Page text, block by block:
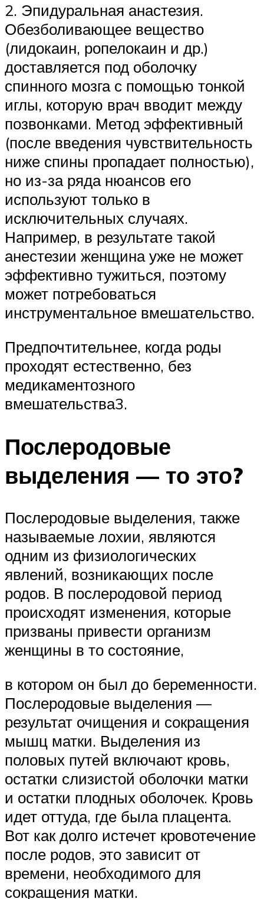
2. Эпидуральная анастезия.
Обезболивающее вещество
(лидокаин, ропелокаин и др.)
доставляется под оболочку
спинного мозга с помощью тонкой
иглы, которую врач вводит между
позвонками. Метод эффективный
(после введения чувствительность
ниже спины пропадает полностью),
но из-за ряда нюансов его
используют только в
исключительных случаях.
Например, в результате такой
анестезии женщина уже не может
эффективно тужиться, поэтому
может потребоваться
инструментальное вмешательство.
Предпочтительнее, когда роды
проходят естественно, без
медикаментозного
вмешательства3.
Послеродовые
выделения — то это?
Послеродовые выделения, также
называемые лохии, являются
одним из физиологических
явлений, возникающих после
родов. В послеродовой период
происходят изменения, которые
призваны привести организм
женщины в то состояние,
в котором он был до беременности.
Послеродовые выделения —
результат очищения и сокращения
мышц матки. Выделения из
половых путей включают кровь,
остатки слизистой оболочки матки
и остатки плодных оболочек. Кровь
идет оттуда, где была плацента.
Вот как долго истечет кровотечение
после родов, это зависит от
времени, необходимого для
сокращения матки.